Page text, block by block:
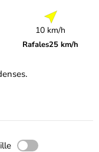
10 km/h
Rafales25 km/h